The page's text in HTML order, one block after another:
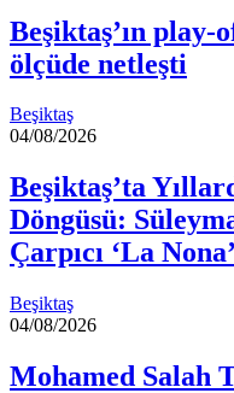
Beşiktaş’ın
ölçüde netleşti
Beşiktaş
04/08/2026
Beşiktaş’ta
Döngüsü:
Çarpıcı ‘La
Beşiktaş
04/08/2026
Mohamed Salah